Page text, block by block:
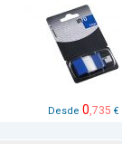
Desde 0,735 €